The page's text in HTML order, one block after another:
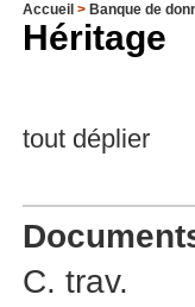
Accueil > Banque de
Héritage
tout déplier
C. trav.